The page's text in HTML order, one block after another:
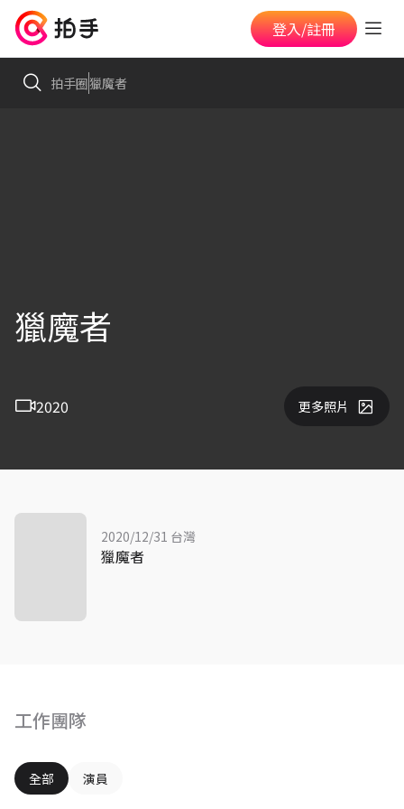
登入/註冊
拍手圈獵魔者
獵魔者
2020 更多照片
工作團隊
全部 演員
2020/12/31 台灣
獵魔者